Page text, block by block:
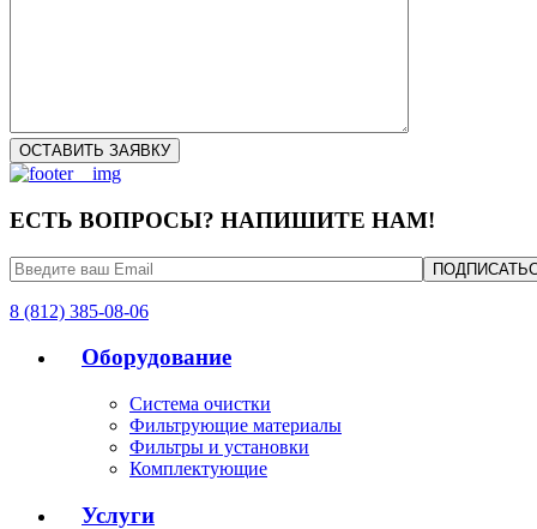
ЕСТЬ ВОПРОСЫ? НАПИШИТЕ НАМ!
8 (812) 385-08-06
Оборудование
Система очистки
Фильтрующие материалы
Фильтры и установки
Комплектующие
Услуги